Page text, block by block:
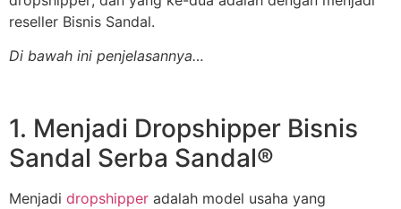
reseller Bisnis Sandal.
Di bawah ini penjelasannya…
1. Menjadi Dropshipper Bisnis
Sandal Serba Sandal®
Menjadi dropshipper adalah model usaha yang